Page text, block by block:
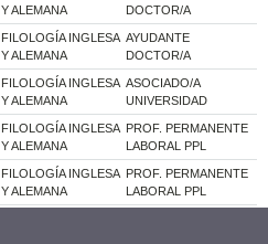
Y ALEMANA
DOCTOR/A
FILOLOGÍA INGLESA
Y ALEMANA
AYUDANTE
DOCTOR/A
FILOLOGÍA INGLESA
Y ALEMANA
ASOCIADO/A
UNIVERSIDAD
FILOLOGÍA INGLESA
Y ALEMANA
PROF. PERMANENTE
LABORAL PPL
FILOLOGÍA INGLESA
Y ALEMANA
PROF. PERMANENTE
LABORAL PPL